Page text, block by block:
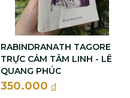
RABINDRANATH TAGORE
TRỰC CẢM TÂM LINH - LÊ
QUANG PHÚC
350.000 đ